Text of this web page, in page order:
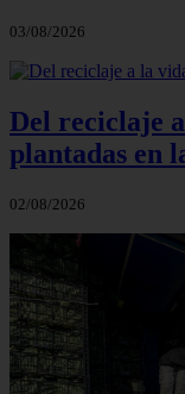
03/08/2026
Del reciclaje
plantadas en
02/08/2026